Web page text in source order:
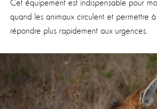
Cet équipement est indispensable pour
quand les animaux circulent et permettre
répondre plus rapidement aux urgences.